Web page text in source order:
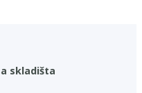
skladišta